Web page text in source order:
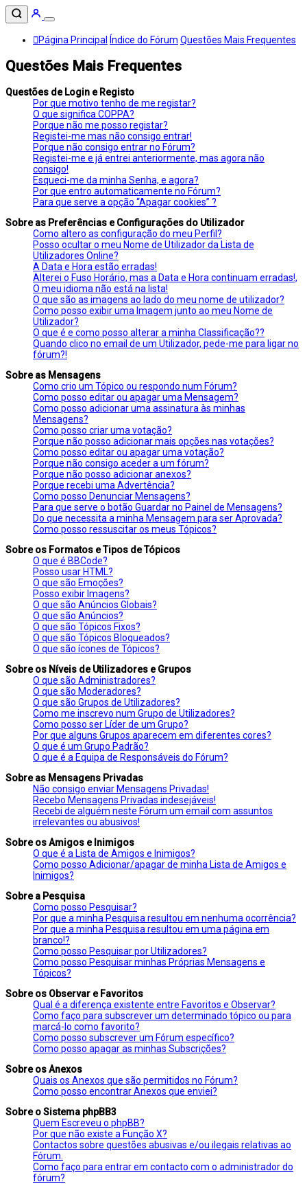
Página Principal Índice do Fórum Questões Mais Frequentes
Questões Mais Frequentes
Questões de Login e Registo
Por que motivo tenho de me registar?
O que significa COPPA?
Porque não me posso registar?
Registei-me mas não consigo entrar!
Porque não consigo entrar no Fórum?
Registei-me e já entrei anteriormente, mas agora não
consigo!
Esqueci-me da minha Senha, e agora?
Por que entro automaticamente no Fórum?
Para que serve a opção “Apagar cookies” ?
Sobre as Preferências e Configurações do Utilizador
Como altero as configuração do meu Perfil?
Posso ocultar o meu Nome de Utilizador da Lista de
Utilizadores Online?
A Data e Hora estão erradas!
Alterei o Fuso Horário, mas a Data e Hora continuam erradas!,
O meu idioma não está na lista!
O que são as imagens ao lado do meu nome de utilizador?
Como posso exibir uma Imagem junto ao meu Nome de
Utilizador?
O que é e como posso alterar a minha Classificação??
Quando clico no email de um Utilizador, pede-me para ligar no
fórum?!
Sobre as Mensagens
Como crio um Tópico ou respondo num Fórum?
Como posso editar ou apagar uma Mensagem?
Como posso adicionar uma assinatura às minhas
Mensagens?
Como posso criar uma votação?
Porque não posso adicionar mais opções nas votações?
Como posso editar ou apagar uma votação?
Porque não consigo aceder a um fórum?
Porque não posso adicionar anexos?
Porque recebi uma Advertência?
Como posso Denunciar Mensagens?
Para que serve o botão Guardar no Painel de Mensagens?
Do que necessita a minha Mensagem para ser Aprovada?
Como posso ressuscitar os meus Tópicos?
Sobre os Formatos e Tipos de Tópicos
O que é BBCode?
Posso usar HTML?
O que são Emoções?
Posso exibir Imagens?
O que são Anúncios Globais?
O que são Anúncios?
O que são Tópicos Fixos?
O que são Tópicos Bloqueados?
O que são ícones de Tópicos?
Sobre os Níveis de Utilizadores e Grupos
O que são Administradores?
O que são Moderadores?
O que são Grupos de Utilizadores?
Como me inscrevo num Grupo de Utilizadores?
Como posso ser Líder de um Grupo?
Por que alguns Grupos aparecem em diferentes cores?
O que é um Grupo Padrão?
O que é a Equipa de Responsáveis do Fórum?
Sobre as Mensagens Privadas
Não consigo enviar Mensagens Privadas!
Recebo Mensagens Privadas indesejáveis!
Recebi de alguém neste Fórum um email com assuntos
irrelevantes ou abusivos!
Sobre os Amigos e Inimigos
O que é a Lista de Amigos e Inimigos?
Como posso Adicionar/apagar de minha Lista de Amigos e
Inimigos?
Sobre a Pesquisa
Como posso Pesquisar?
Por que a minha Pesquisa resultou em nenhuma ocorrência?
Por que a minha Pesquisa resultou em uma página em
branco!?
Como posso Pesquisar por Utilizadores?
Como posso Pesquisar minhas Próprias Mensagens e
Tópicos?
Sobre os Observar e Favoritos
Qual é a diferença existente entre Favoritos e Observar?
Como faço para subscrever um determinado tópico ou para
marcá-lo como favorito?
Como posso subscrever um Fórum específico?
Como posso apagar as minhas Subscrições?
Sobre os Anexos
Quais os Anexos que são permitidos no Fórum?
Como posso encontrar Anexos que enviei?
Sobre o Sistema phpBB3
Quem Escreveu o phpBB?
Por que não existe a Função X?
Contactos sobre questões abusivas e/ou ilegais relativas ao
Fórum.
Como faço para entrar em contacto com o administrador do
fórum?